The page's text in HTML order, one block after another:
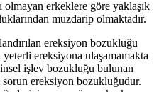
erkeklere göre yaklaşık
muzdarip olmaktadır.
ereksiyon bozukluğu
ereksiyona ulaşamamakta
işlev bozukluğu bulunan
ereksiyon bozukluğudur.